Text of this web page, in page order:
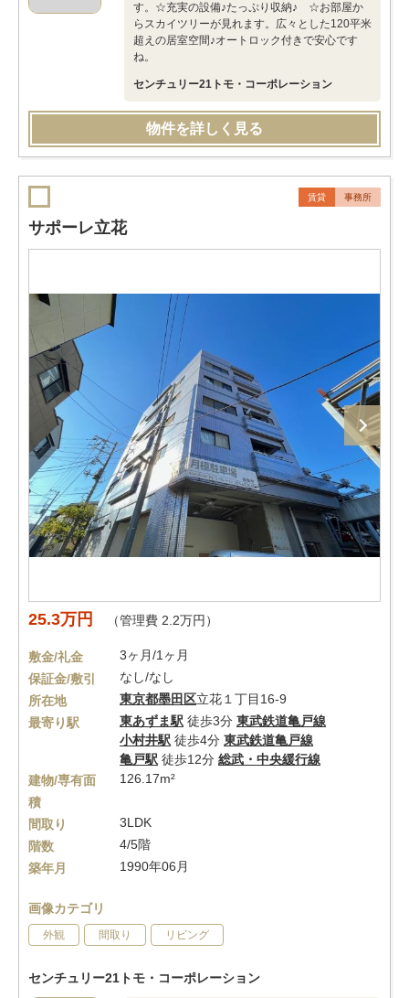
す。☆充実の設備♪たっぷり収納♪ ☆お部屋か
らスカイツリーが見れます。広々とした120平米
超えの居室空間♪オートロック付きで安心です
ね。
センチュリー21トモ・コーポレーション
物件を詳しく見る
賃貸 事務所
サポーレ立花
25.3万円 （管理費 2.2万円）
敷金/礼金
3ヶ月/1ヶ月
保証金/敷引
なし/なし
所在地
東京都墨田区立花１丁目16-9
最寄り駅
東あずま駅 徒歩3分 東武鉄道亀戸線
小村井駅 徒歩4分 東武鉄道亀戸線
亀戸駅 徒歩12分 総武・中央緩行線
建物/専有面
積
126.17m²
間取り
3LDK
階数
4/5階
築年月
1990年06月
画像カテゴリ
外観 間取り リビング
センチュリー21トモ・コーポレーション